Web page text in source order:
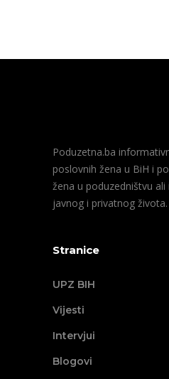
Poduzetna.ba
poslovnih žena u BiH i
žena u poduzedništvu
javnog i privatnog života.
Stranice
UPZ BIH
Vijesti
Intervjui
Blogovi